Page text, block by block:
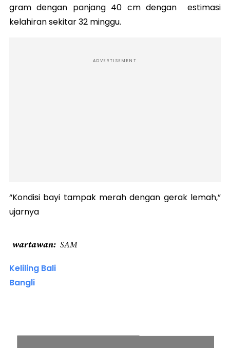
gram dengan panjang 40 cm dengan estimasi
kelahiran sekitar 32 minggu.
ADVERTISEMENT
“Kondisi bayi tampak merah dengan gerak lemah,”
ujarnya
wartawan SAM
Keliling Bali
Bangli